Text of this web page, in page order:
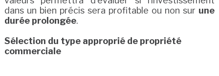
dans un bien précis sera profitable ou non sur une
durée prolongée.
Sélection du type approprié de propriété
commerciale